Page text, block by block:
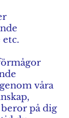
våra
på dig